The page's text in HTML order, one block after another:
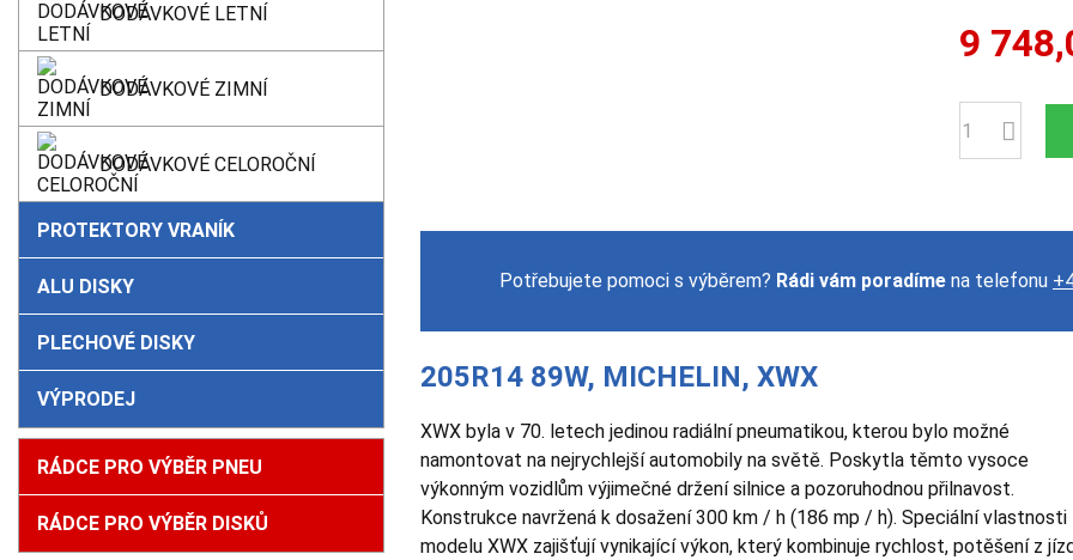
DODÁVKOVÉ LETNÍ
DODÁVKOVÉ ZIMNÍ
DODÁVKOVÉ CELOROČNÍ
PROTEKTORY VRANÍK
ALU DISKY
PLECHOVÉ DISKY
VÝPRODEJ
RÁDCE PRO VÝBĚR PNEU
RÁDCE PRO VÝBĚR DISKŮ
9
Počet
Potřebujete pomoci s výběrem? Rádi vám poradíme na telefonu
205R14 89W, MICHELIN, XWX
XWX byla v 70. letech jedinou radiální pneumatikou, kterou bylo možné
namontovat na nejrychlejší automobily na světě. Poskytla těmto vysoce
výkonným vozidlům výjimečné držení silnice a pozoruhodnou přilnavost.
Konstrukce navržená k dosažení 300 km / h (186 mp / h). Speciální vlastnosti
modelu XWX zajišťují vynikající výkon, který kombinuje rychlost, potěšení z